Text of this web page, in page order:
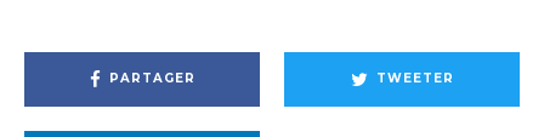
PARTAGER TWEETER